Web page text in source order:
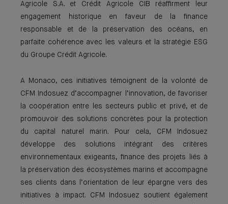
Agricole S.A. et Crédit Agricole CIB réaffirment leur
engagement historique en faveur de la finance
responsable et de la préservation des océans, en
parfaite cohérence avec les valeurs et la stratégie ESG
du Groupe Crédit Agricole.
A Monaco, ces initiatives témoignent de la volonté de
CFM Indosuez d’accompagner l’innovation, de favoriser
la coopération entre les secteurs public et privé, et de
promouvoir des solutions concrètes pour la protection
du capital naturel marin. Pour cela, CFM Indosuez
développe des solutions intégrant des critères
environnementaux exigeants, finance des projets liés à
la préservation des écosystèmes marins et accompagne
ses clients dans l’orientation de leur épargne vers des
initiatives à impact. CFM Indosuez soutient également